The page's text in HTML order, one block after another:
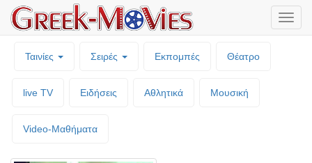
Ταινίες Σειρές Εκπομπές Θέατρο
live TV Ειδήσεις Αθλητικά Μουσική
Video-Mαθήματα